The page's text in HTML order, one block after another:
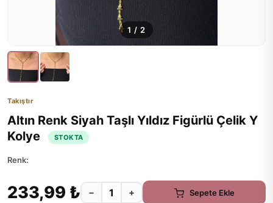
1 / 2
Takıştır
Altın Renk Siyah Taşlı Yıldız Figürlü Çelik Y
Kolye
STOKTA
Renk:
233,99 ₺ − + Sepete Ekle